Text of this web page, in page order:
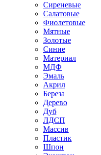
Сиреневые
Салатовые
Фиолетовые
Мятные
Золотые
Синие
Материал
МДФ
Эмаль
Акрил
Береза
Дерево
Дуб
ЛДСП
Массив
Пластик
Шпон